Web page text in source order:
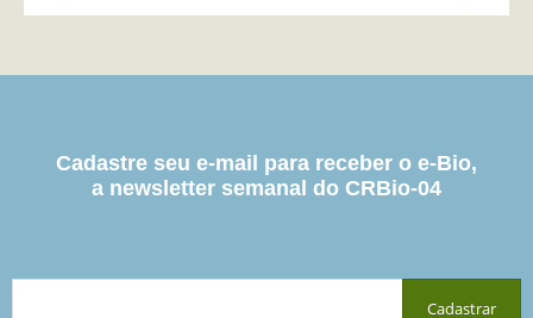
Cadastre seu e-mail para receber o e-Bio,
a newsletter semanal do CRBio-04